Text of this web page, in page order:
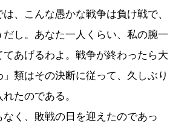
、こんな愚かな戦争は負け戦で、
だし。あなた一人くらい、私の腕一
あげるわよ。戦争が終わったら大
類はその決断に従って、久しぶり
たのである。
く、敗戦の日を迎えたのであっ